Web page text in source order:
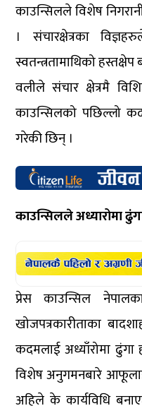
काउन्सिलले विशेष
। संचारक्षेत्रका
स्वतन्त्रतामाथिको
वलीले संचार क्षेत्रमै
काउन्सिलको पछिल्लो
गरेकी छिन् ।
काउन्सिलले अध्यारोमा ढुंगा
प्रेस काउन्सिल
खोजपत्रकारीताका
कदमलाई अध्याँरोमा
विशेष अनुगमनबारे
अहिले के कार्यविधि